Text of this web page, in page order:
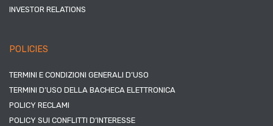
INVESTOR RELATIONS
POLICIES
TERMINI E CONDIZIONI GENERALI D’USO
TERMINI D’USO DELLA BACHECA ELETTRONICA
POLICY RECLAMI
POLICY SUI CONFLITTI D’INTERESSE